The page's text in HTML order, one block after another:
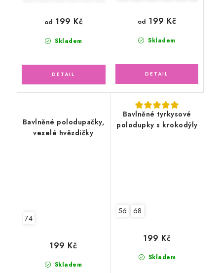
Skladem
od 199 Kč
Skladem
od 199 Kč
Bavlněné polodupačky,
veselé hvězdičky
74
Skladem
199 Kč
Bavlněné tyrkysové
polodupky s krokodýly
56 68
Skladem
199 Kč